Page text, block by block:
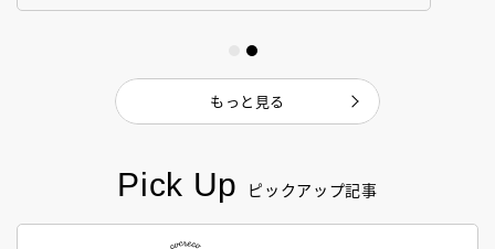
Pick Up ピックアップ記事
もっと見る